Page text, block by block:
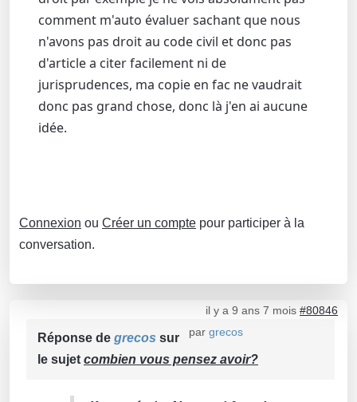
comment m'auto évaluer sachant que nous
n'avons pas droit au code civil et donc pas
d'article a citer facilement ni de
jurisprudences, ma copie en fac ne vaudrait
donc pas grand chose, donc là j'en ai aucune
idée.
Connexion ou Créer un compte pour participer à la
conversation.
il y a 9 ans 7 mois #80846
par grecos
Réponse de grecos sur
le sujet combien vous pensez avoir?